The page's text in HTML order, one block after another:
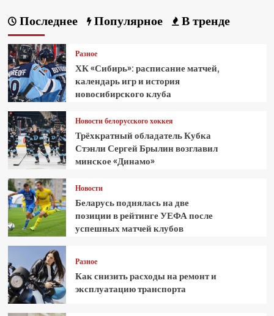
Последнее Популярное В тренде
Разное
ХК «Сибирь»: расписание матчей,
календарь игр и история
новосибирского клуба
Новости белорусского хоккея
Трёхкратный обладатель Кубка
Стэнли Сергей Брылин возглавил
минское «Динамо»
Новости
Беларусь поднялась на две
позиции в рейтинге УЕФА после
успешных матчей клубов
Разное
Как снизить расходы на ремонт и
эксплуатацию транспорта